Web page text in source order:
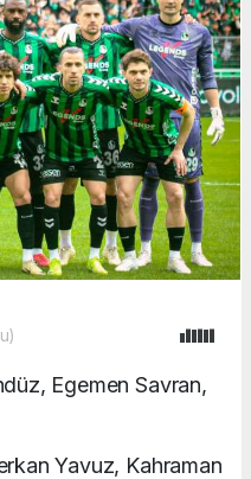
Egemen Savran,
Yavuz, Kahraman